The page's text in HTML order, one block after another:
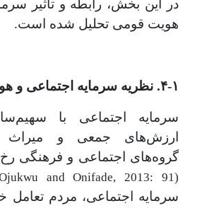
در این بخش، رابطه و تأثیر
هویت قومی تحلیل ‌شده است.
۴-۱. نظریه سرمایه اجتماعی و هویت قومی
سرمایه اجتماعی با
ارزش‌های جمعی و میراث
گروه‌های اجتماعی و فرهنگی
and Onifade, 2013: 91)
سرمایه اجتماعی، مردم تعامل